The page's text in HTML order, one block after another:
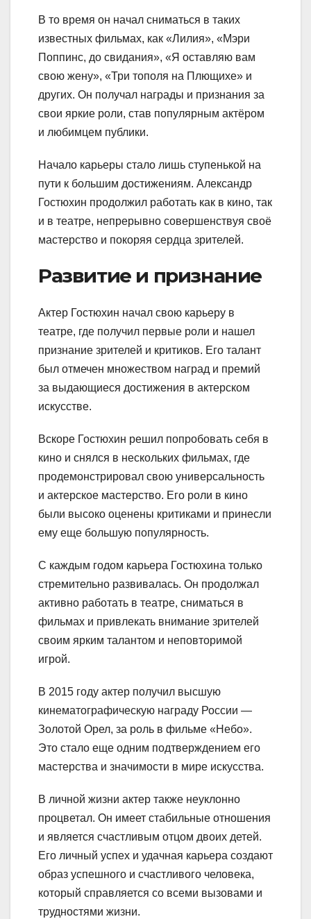
В то время он начал сниматься в таких
известных фильмах, как «Лилия», «Мэри
Поппинс, до свидания», «Я оставляю вам
свою жену», «Три тополя на Плющихе» и
других. Он получал награды и признания за
свои яркие роли, став популярным актёром
и любимцем публики.
Начало карьеры стало лишь ступенькой на
пути к большим достижениям. Александр
Гостюхин продолжил работать как в кино, так
и в театре, непрерывно совершенствуя своё
мастерство и покоряя сердца зрителей.
Развитие и признание
Актер Гостюхин начал свою карьеру в
театре, где получил первые роли и нашел
признание зрителей и критиков. Его талант
был отмечен множеством наград и премий
за выдающиеся достижения в актерском
искусстве.
Вскоре Гостюхин решил попробовать себя в
кино и снялся в нескольких фильмах, где
продемонстрировал свою универсальность
и актерское мастерство. Его роли в кино
были высоко оценены критиками и принесли
ему еще большую популярность.
С каждым годом карьера Гостюхина только
стремительно развивалась. Он продолжал
активно работать в театре, сниматься в
фильмах и привлекать внимание зрителей
своим ярким талантом и неповторимой
игрой.
В 2015 году актер получил высшую
кинематографическую награду России —
Золотой Орел, за роль в фильме «Небо».
Это стало еще одним подтверждением его
мастерства и значимости в мире искусства.
В личной жизни актер также неуклонно
процветал. Он имеет стабильные отношения
и является счастливым отцом двоих детей.
Его личный успех и удачная карьера создают
образ успешного и счастливого человека,
который справляется со всеми вызовами и
трудностями жизни.